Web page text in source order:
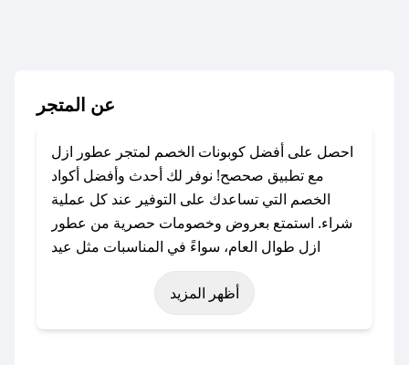
عن المتجر
احصل على أفضل كوبونات الخصم لمتجر عطور ازل
مع تطبيق صحصح! نوفر لك أحدث وأفضل أكواد
الخصم التي تساعدك على التوفير عند كل عملية
شراء. استمتع بعروض وخصومات حصرية من عطور
ازل طوال العام، سواءً في المناسبات مثل عيد
الفطر، عيد الأضحى، الجمعة البيضاء (شهر نوفمبر)،
رمضان، اليوم الوطني، يوم التأسيس، أو حتى عروض
أظهر المزيد